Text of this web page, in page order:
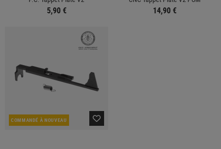
5,90 € 14,90 €
COMMANDÉ À NOUVEAU